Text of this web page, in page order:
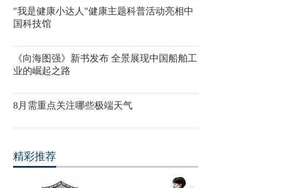
"我是健康小达人"健康主题科普活动亮相中
国科技馆
《向海图强》新书发布 全景展现中国船舶工
业的崛起之路
8月需重点关注哪些极端天气
精彩推荐